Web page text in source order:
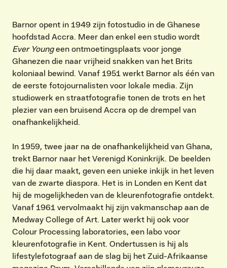
Barnor opent in 1949 zijn fotostudio in de Ghanese
hoofdstad Accra. Meer dan enkel een studio wordt
Ever Youngeen ontmoetingsplaats voor jonge
Ghanezen die naar vrijheid snakken van het Brits
koloniaal bewind. Vanaf 1951 werkt Barnor als één van
de eerste fotojournalisten voor lokale media. Zijn
studiowerk en straatfotografie tonen de trots en het
plezier van een bruisend Accra op de drempel van
onafhankelijkheid. ​
In 1959, twee jaar na de onafhankelijkheid van Ghana,
trekt Barnor naar het Verenigd Koninkrijk. De beelden
die hij daar maakt, geven een unieke inkijk in het leven
van de zwarte diaspora. Het is in Londen en Kent dat
hij de mogelijkheden van de kleurenfotografie ontdekt.
Vanaf 1961 vervolmaakt hij zijn vakmanschap aan de
Medway College of Art. Later werkt hij ook voor
Colour Processing laboratories, een labo voor
kleurenfotografie in Kent. Ondertussen is hij als
lifestylefotograaf aan de slag bij het Zuid-Afrikaanse